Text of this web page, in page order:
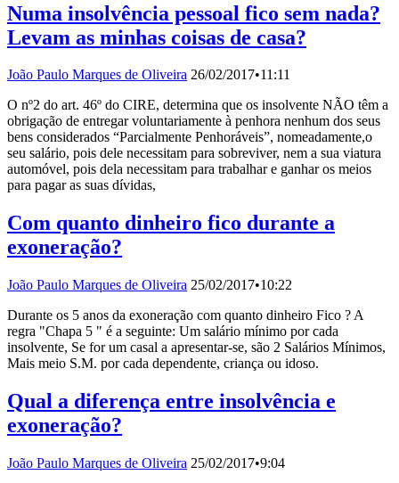
Numa insolvência pessoal fico sem nada?
Levam as minhas coisas de casa?
João Paulo Marques de Oliveira 26/02/2017•11:11
O nº2 do art. 46º do CIRE, determina que os insolvente NÃO têm a
obrigação de entregar voluntariamente à penhora nenhum dos seus
bens considerados “Parcialmente Penhoráveis”, nomeadamente,o
seu salário, pois dele necessitam para sobreviver, nem a sua viatura
automóvel, pois dela necessitam para trabalhar e ganhar os meios
para pagar as suas dívidas,
Com quanto dinheiro fico durante a
exoneração?
João Paulo Marques de Oliveira 25/02/2017•10:22
Durante os 5 anos da exoneração com quanto dinheiro Fico ? A
regra "Chapa 5 " é a seguinte: Um salário mínimo por cada
insolvente, Se for um casal a apresentar-se, são 2 Salários Mínimos,
Mais meio S.M. por cada dependente, criança ou idoso.
Qual a diferença entre insolvência e
exoneração?
João Paulo Marques de Oliveira 25/02/2017•9:04